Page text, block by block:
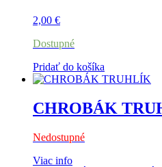
2,00 €
Dostupné
Pridať do košíka
CHROBÁK
Nedostupné
Viac info